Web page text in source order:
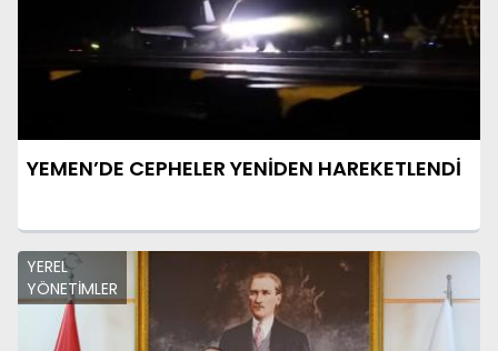
YEMEN’DE CEPHELER YENİDEN HAREKETLENDİ
YEREL
YÖNETİMLER